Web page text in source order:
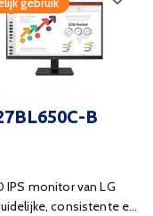
B
IPS monitor van LG
consistente en